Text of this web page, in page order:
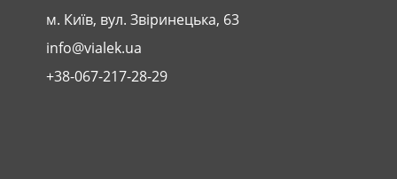
м. Київ, вул. Звіринецька, 63
info@vialek.ua
+38-067-217-28-29